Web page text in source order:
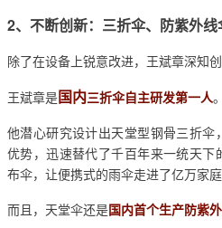
2、不断创新：三折伞、防紫外
除了在设备上锐意改进，王斌章深知创
王斌章是国内三折伞自主研发第一人。
他潜心研究设计出天堂型钢骨三折
优势，迅速替代了千百年来一统天下
布伞，让便携式的雨伞走进了亿万家庭
而且，天堂伞还是国内首个生产防紫